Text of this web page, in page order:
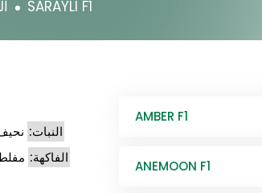
SARAYLI F1
النبات:
الفاكهة:
AMBER F1
ANEMOON F1